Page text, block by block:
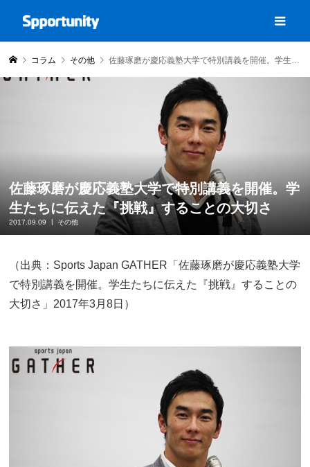
コラム その他 佐藤琢磨が慶応義塾大学で特別講義を開催。学生たちに伝えた『挑戦』することの大切さ
佐藤琢磨が慶応義塾大学で特別講義を開催。学
生たちに伝えた『挑戦』することの大切さ
2017.09.09 その他
（出典：Sports Japan GATHER「佐藤琢磨が慶応義塾大学
で特別講義を開催。学生たちに伝えた『挑戦』することの
大切さ」2017年3月8日）